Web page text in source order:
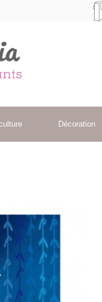
Décoration